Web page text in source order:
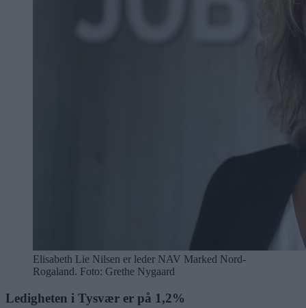
Elisabeth Lie Nilsen er leder NAV Marked Nord-
Rogaland. Foto: Grethe Nygaard
Ledigheten i Tysvær er på 1,2%